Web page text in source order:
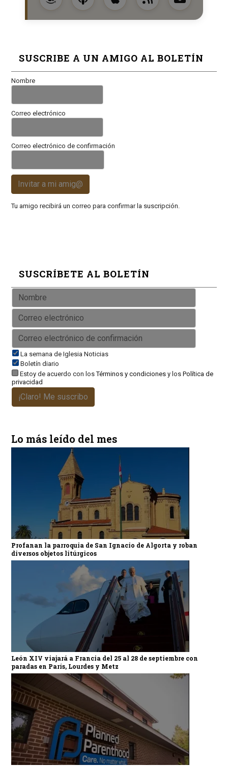
SUSCRIBE A UN AMIGO AL BOLETÍN
Nombre
Correo electrónico
Correo electrónico de confirmación
Invitar a mi amig@
Tu amigo recibirá un correo para confirmar la suscripción.
SUSCRÍBETE AL BOLETÍN
La semana de Iglesia Noticias
Boletín diario
Estoy de acuerdo con losTérminos y condicionesy los Política de
privacidad
¡Claro! Me suscribo
Lo más leído del mes
Profanan la parroquia de San Ignacio de Algorta y roban
diversos objetos litúrgicos
León XIV viajará a Francia del 25 al 28 de septiembre con
paradas en París, Lourdes y Metz